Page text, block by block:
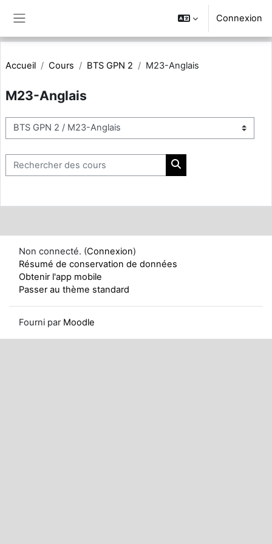
Connexion
Accueil Cours BTS GPN 2 M23-Anglais
M23-Anglais
Catégories de cours
Rechercher des cours
Rechercher des cours
Non connecté. (Connexion)
Résumé de conservation de données
Obtenir l'app mobile
Passer au thème standard
Fourni par Moodle